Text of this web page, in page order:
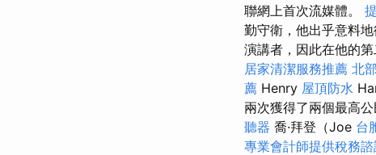
聯網上首次流媒體。
勤守衛，他出乎意料
演講者，因此在他的
居家清潔服務推薦 北
薦 Henry 屋頂防水
兩次獲得了兩個最高
聽器 喬·拜登（Joe 台
專業會計師提供稅務諮